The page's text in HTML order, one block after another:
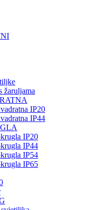
žaruljama
IP20
IP44
IP20
IP44
IP54
IP65